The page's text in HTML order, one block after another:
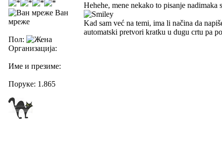
Ван
мреже
Пол:
Организација:
Име и презиме:
Поруке: 1.865
Hehehe, mene nekako to pisanje
Kad sam već na temi, ima li načina da
automatski pretvori kratku u dugu crtu pa